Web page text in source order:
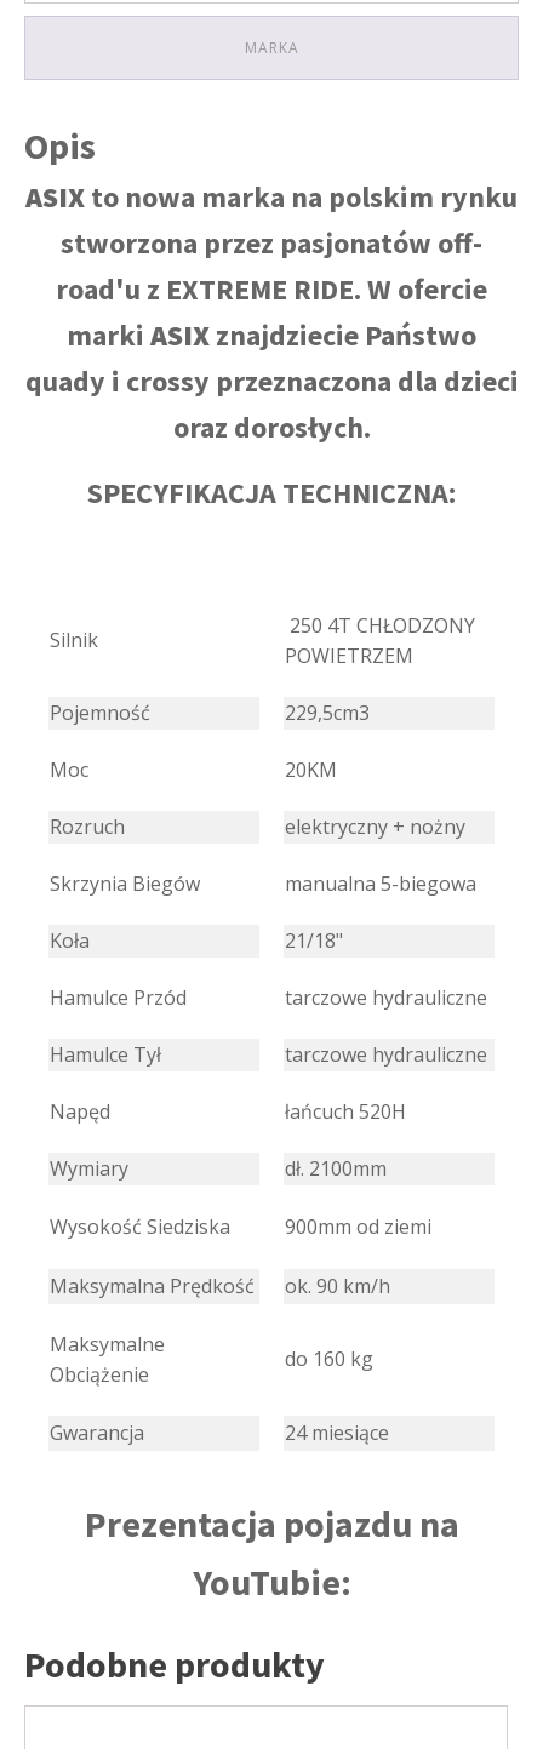
MARKA
Opis
ASIXto nowa marka na polskim rynku
stworzona przez pasjonatów off-
road'u z EXTREME RIDE. W ofercie
marki ASIXznajdziecie Państwo
quady i crossy przeznaczona dla dzieci
oraz dorosłych.
SPECYFIKACJA TECHNICZNA:
Silnik
250 4T CHŁODZONY
POWIETRZEM
Pojemność 229,5cm3
Moc 20KM
Rozruch elektryczny + nożny
Skrzynia Biegów manualna 5-biegowa
Koła 21/18"
Hamulce Przód tarczowe hydrauliczne
Hamulce Tył tarczowe hydrauliczne
Napęd łańcuch 520H
Wymiary dł. 2100mm
Wysokość Siedziska 900mm od ziemi
Maksymalna Prędkość ok. 90 km/h
Maksymalne
Obciążenie
do 160 kg
Gwarancja 24 miesiące
Prezentacja pojazdu na
YouTubie:
Podobne produkty